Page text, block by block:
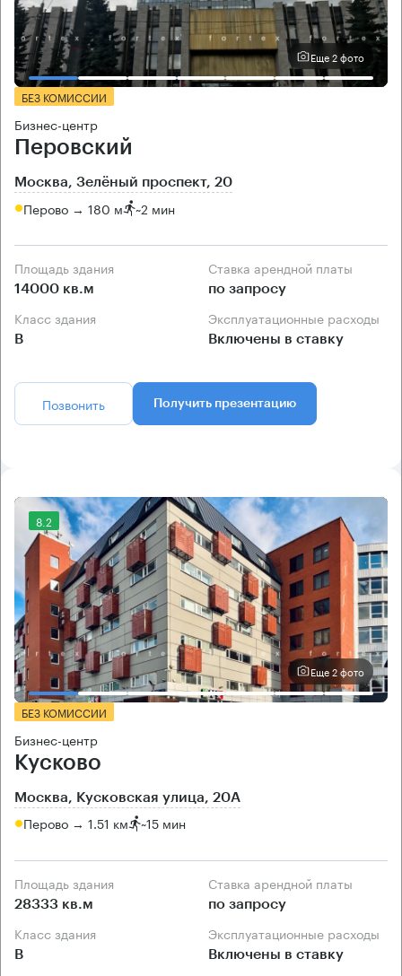
Еще 2 фото
БЕЗ КОМИССИИ
Бизнес-центр
Перовский
Москва, Зелёный проспект, 20
Перово → 180 м ~2 мин
Площадь здания
14000 кв.м
Ставка арендной платы
по запросу
Класс здания
B
Эксплуатационные расходы
Включены в ставку
Позвонить Получить презентацию
8.2
Еще 2 фото
БЕЗ КОМИССИИ
Бизнес-центр
Кусково
Москва, Кусковская улица, 20А
Перово → 1.51 км ~15 мин
Площадь здания
28333 кв.м
Ставка арендной платы
по запросу
Класс здания
B
Эксплуатационные расходы
Включены в ставку